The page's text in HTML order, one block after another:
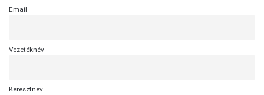
Email
Vezetéknév
Keresztnév